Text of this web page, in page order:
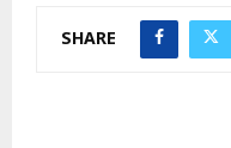
SHARE